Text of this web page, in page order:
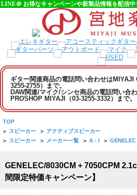
LINE＠ お得なキャンペーンや新製品情報を配信
ギター関連商品の電話問い合わせはMIYAJI
3255-2755）まで。
DAW関連/マイク/シンセ商品の電話問い合
PROSHOP MIYAJI（03-3255-3332）まで。
TOP
> スピーカー > アクティブスピーカー
> スピーカー > メーカー一覧 > A - I > GENELEC
GENELEC/8030CM + 7050CPM
間限定特価キャンペーン】